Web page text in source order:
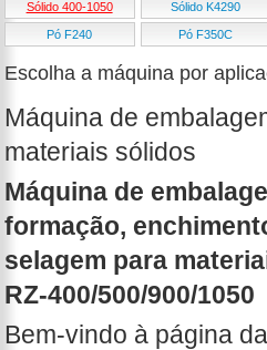
Sólido 400-1050 Sólido K4290
Pó F240 Pó F350C
Escolha a máquina por
Máquina de
materiais sólidos
Máquina de
formação,
selagem para
RZ-400/500/900/1050
Bem-vindo à página